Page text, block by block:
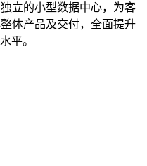
立的小型数据中心，为客
体产品及交付，全面提升
平。